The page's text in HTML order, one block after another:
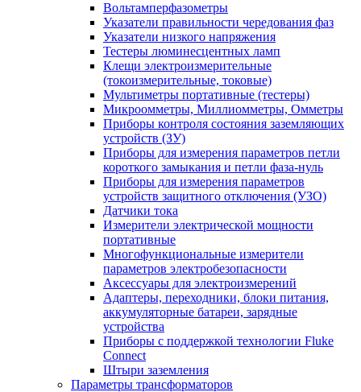
Вольтамперфазометры
Указатели правильности чередования фаз
Указатели низкого напряжения
Тестеры люминесцентных ламп
Клещи электроизмерительные
(токоизмерительные, токовые)
Мультиметры портативные (тестеры)
Микроомметры, Миллиомметры, Омметры
Приборы контроля состояния заземляющих
устройств (ЗУ)
Приборы для измерения параметров петли
короткого замыкания и петли фаза-нуль
Приборы для измерения параметров
устройств защитного отключения (УЗО)
Датчики тока
Измерители электрической мощности
портативные
Многофункциональные измерители
параметров электробезопасности
Аксессуары для электроизмерений
Адаптеры, переходники, блоки питания,
аккумуляторные батареи, зарядные
устройства
Приборы с поддержкой технологии Fluke
Connect
Штыри заземления
Параметры трансформаторов